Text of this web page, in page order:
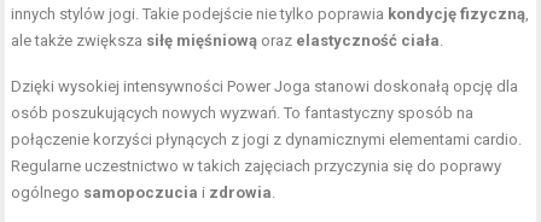
innych stylów jogi. Takie podejście nie tylko poprawia kondycję fizyczną
ale także zwiększa siłę mięśniową oraz elastyczność ciała
Dzięki wysokiej intensywności Power Joga stanowi doskonałą opcję dla
osób poszukujących nowych wyzwań. To fantastyczny sposób na
połączenie korzyści płynących z jogi z dynamicznymi elementami cardio.
Regularne uczestnictwo w takich zajęciach przyczynia się do poprawy
ogólnego samopoczucia i zdrowia